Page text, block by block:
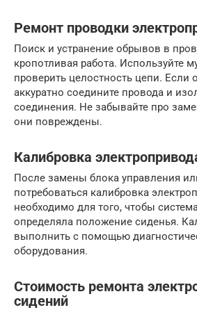
Ремонт проводки
Поиск и устранение обрывов в
кропотливая работа. Используйте
проверить целостность цепи. Если
аккуратно соедините провода и
соединения. Не забывайте про
они повреждены.
Калибровка
После замены блока управления
потребоваться калибровка
необходимо для того, чтобы
определяла положение сиденья.
выполнить с помощью
оборудования.
Стоимость ремонта
сидений